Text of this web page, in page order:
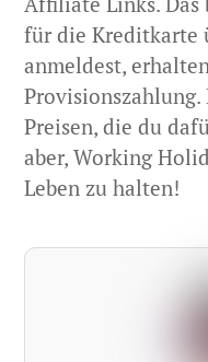
für die Kreditkarte
anmeldest,
Preisen, die du
aber, Working
Leben zu halten!